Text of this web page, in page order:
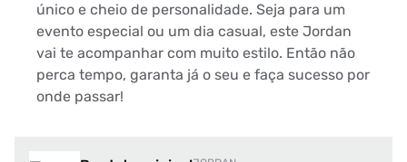
único e cheio de personalidade. Seja para um
evento especial ou um dia casual, este Jordan
vai te acompanhar com muito estilo. Então não
perca tempo, garanta já o seu e faça sucesso por
onde passar!